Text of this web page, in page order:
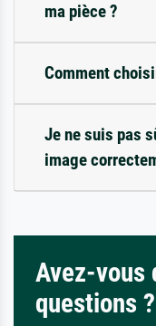
ma pièce ?
Comment
Je ne suis pas
image
Avez-vous
questions ?